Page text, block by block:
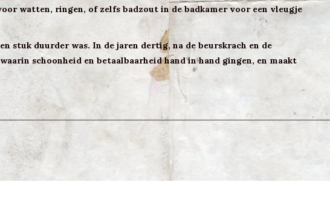
watten, ringen, of zelfs badzout in de badkamer voor een vleugje
duurder was. In de jaren dertig, na de beurskrach en de
schoonheid en betaalbaarheid hand in hand gingen, en maakt